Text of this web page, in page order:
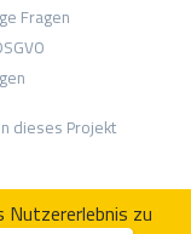
Fragen
dieses Projekt
Nutzererlebnis zu